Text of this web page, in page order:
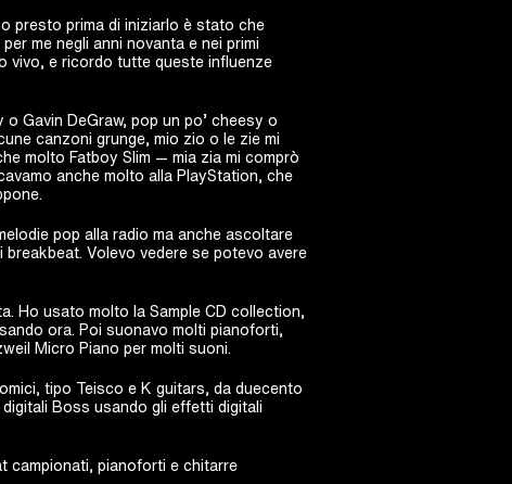
presto prima di iniziarlo è stato che
me negli anni novanta e nei primi
vivo, e ricordo tutte queste influenze
Gavin DeGraw, pop un po’ cheesy o
canzoni grunge, mio zio o le zie mi
molto Fatboy Slim — mia zia mi comprò
anche molto alla PlayStation, che
pop alla radio ma anche ascoltare
Volevo vedere se potevo avere
Ho usato molto la Sample CD collection,
ora. Poi suonavo molti pianoforti,
Micro Piano per molti suoni.
tipo Teisco e K guitars, da duecento
Boss usando gli effetti digitali
campionati, pianoforti e chitarre